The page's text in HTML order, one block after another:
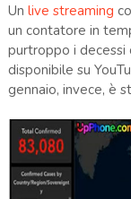
Un live streaming
un contatore in
purtroppo i decessi
disponibile su
gennaio, invece, è